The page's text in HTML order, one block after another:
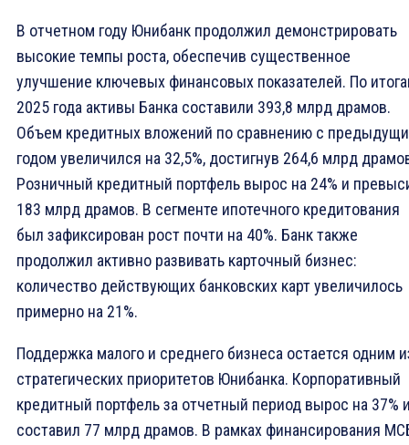
В отчетном году Юнибанк продолжил демонстрировать
высокие темпы роста, обеспечив существенное
улучшение ключевых финансовых показателей. По
2025 года активы Банка составили 393,8 млрд драмов.
Объем кредитных вложений по сравнению с
годом увеличился на 32,5%, достигнув 264,6 млрд
Розничный кредитный портфель вырос на 24% и
183 млрд драмов. В сегменте ипотечного кредитования
был зафиксирован рост почти на 40%. Банк также
продолжил активно развивать карточный бизнес:
количество действующих банковских карт увеличилось
примерно на 21%.
Поддержка малого и среднего бизнеса остается одним
стратегических приоритетов Юнибанка. Корпоративный
кредитный портфель за отчетный период вырос на 37%
составил 77 млрд драмов. В рамках финансирования